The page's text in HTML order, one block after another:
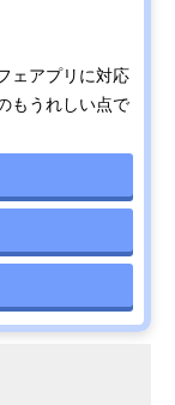
ェアプリに対応
もうれしい点で